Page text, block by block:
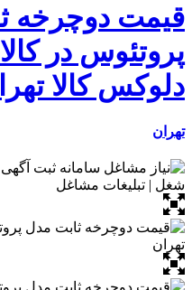
قیمت دوچرخه
پروتئوس در
دلوکس کالا
تهران